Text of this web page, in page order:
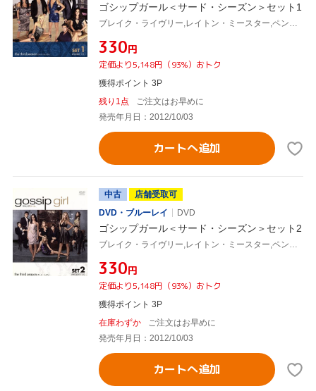
ゴシップガール＜サード・シーズン＞セット1
ブレイク・ライヴリー,レイトン・ミースター,ペン・バッジリー,セシリー・フォン・ジーゲザー(原作)
¥330円
定価より5,148円（93%）おトク
獲得ポイント 3P
残り1点
ご注文はお早めに
発売年月日：2012/10/03
カートへ追加
中古
店舗受取可
DVD・ブルーレイ
DVD
ゴシップガール＜サード・シーズン＞セット2
ブレイク・ライヴリー,レイトン・ミースター,ペン・バッジリー,セシリー・フォン・ジーゲザー(原作)
¥330円
定価より5,148円（93%）おトク
獲得ポイント 3P
在庫わずか
ご注文はお早めに
発売年月日：2012/10/03
カートへ追加